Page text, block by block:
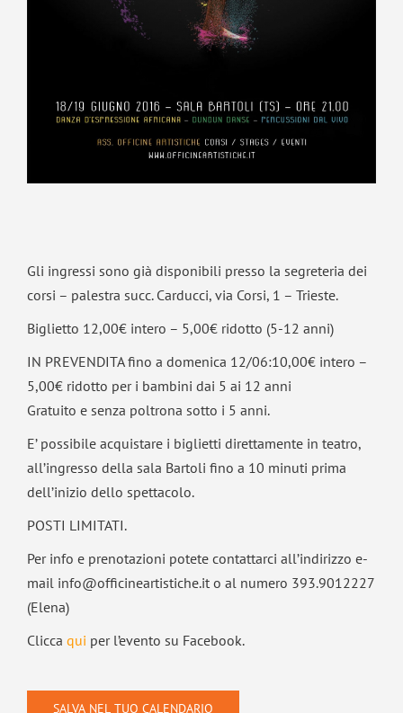
Gli ingressi sono già disponibili presso la segreteria dei
corsi – palestra succ. Carducci, via Corsi, 1 – Trieste.
Biglietto 12,00€ intero – 5,00€ ridotto (5-12 anni)
IN PREVENDITA fino a domenica 12/06:10,00€ intero –
5,00€ ridotto per i bambini dai 5 ai 12 anni
Gratuito e senza poltrona sotto i 5 anni.
E’ possibile acquistare i biglietti direttamente in teatro,
all’ingresso della sala Bartoli fino a 10 minuti prima
dell’inizio dello spettacolo.
POSTI LIMITATI.
Per info e prenotazioni potete contattarci all’indirizzo e-
mail info@officineartistiche.it o al numero 393.9012227
(Elena)
Clicca qui per l’evento su Facebook.
SALVA NEL TUO CALENDARIO